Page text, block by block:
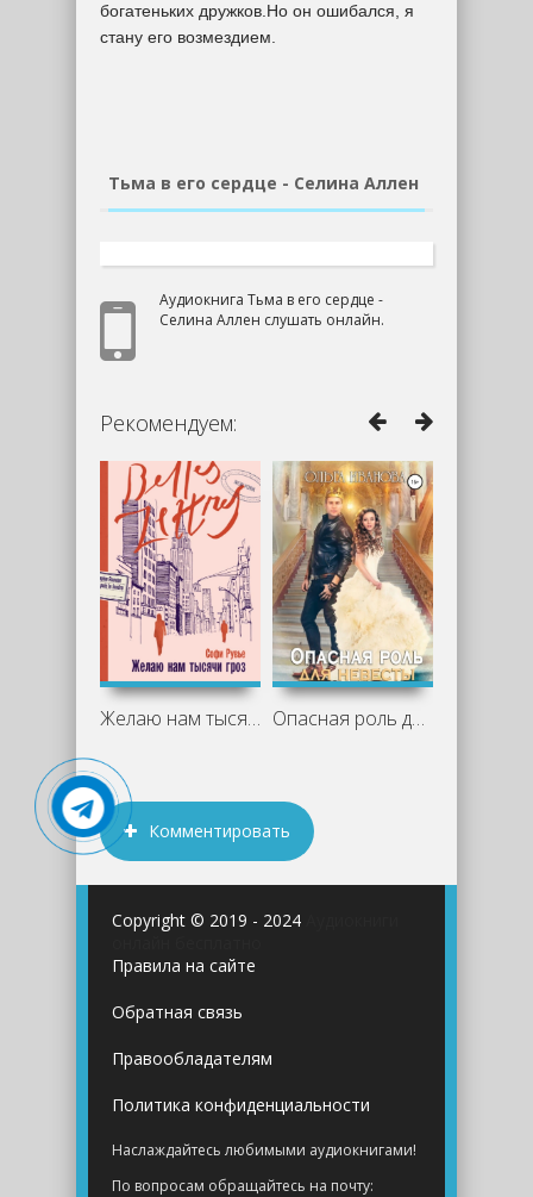
богатеньких дружков.Но он ошибался, я
стану его возмездием.
Тьма в его сердце - Селина Аллен
Аудиокнига Тьма в его сердце -
Селина Аллен слушать онлайн.
Рекомендуем:
Желаю нам тысячи гроз - Софи Рувье Опасная роль для невесты - Ольга Иванова
Комментировать
Copyright © 2019 - 2024
Правила на сайте
Обратная связь
Правообладателям
Политика конфиденциальности
Наслаждайтесь любимыми аудиокнигами!
По вопросам обращайтесь на почту: